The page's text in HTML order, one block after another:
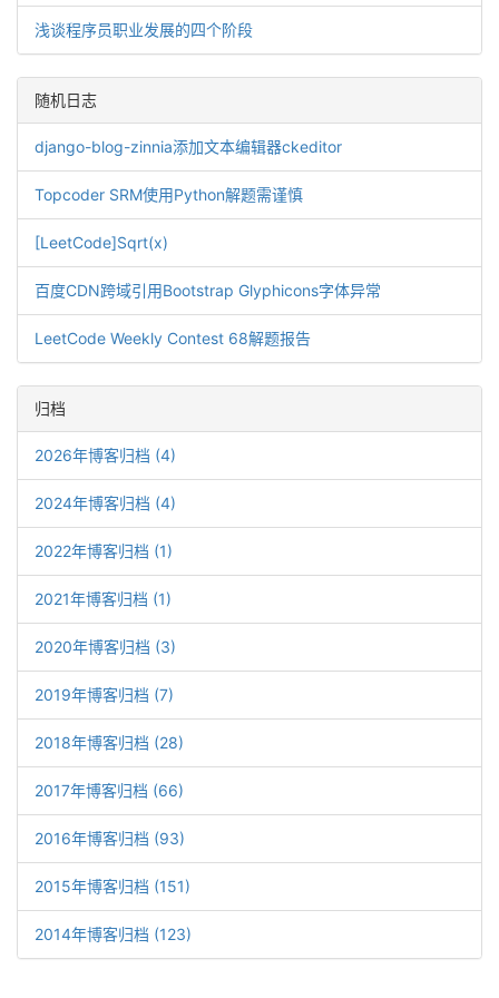
浅谈程序员职业发展的四个阶段
随机日志
django-blog-zinnia添加文本编辑器ckeditor
Topcoder SRM使用Python解题需谨慎
[LeetCode]Sqrt(x)
百度CDN跨域引用Bootstrap Glyphicons字体异常
LeetCode Weekly Contest 68解题报告
归档
2026年博客归档 (4)
2024年博客归档 (4)
2022年博客归档 (1)
2021年博客归档 (1)
2020年博客归档 (3)
2019年博客归档 (7)
2018年博客归档 (28)
2017年博客归档 (66)
2016年博客归档 (93)
2015年博客归档 (151)
2014年博客归档 (123)